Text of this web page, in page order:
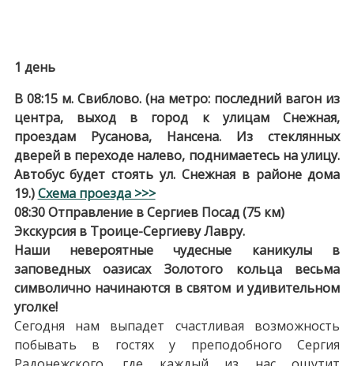
1 день
В 08:15 м. Свиблово. (на метро: последний вагон из
центра, выход в город к улицам Снежная,
проездам Русанова, Нансена. Из стеклянных
дверей в переходе налево, поднимаетесь на улицу.
Автобус будет стоять ул. Снежная в районе дома
19.)Схема проезда >>>
08:30 Отправление в Сергиев Посад (75 км)
Экскурсия в Троице-Сергиеву Лавру.
Наши невероятные чудесные каникулы в
заповедных оазисах Золотого кольца весьма
символично начинаются в святом и удивительном
уголке!
Сегодня нам выпадет счастливая возможность
побывать в гостях у преподобного Сергия